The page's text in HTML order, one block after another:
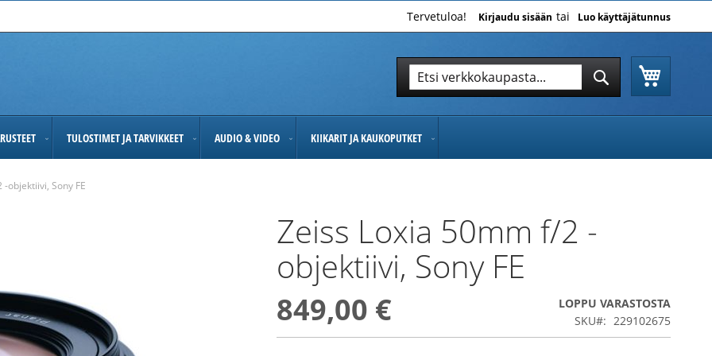
Tervetuloa! Kirjaudu sisään Luo käyttäjätunnus
Hae
TULOSTIMET JA TARVIKKEET AUDIO & VIDEO KIIKARIT JA KAUKOPUTKET
objektiivi, Sony FE
Zeiss Loxia 50mm f/2 -
objektiivi, Sony FE
849,00 €
LOPPU VARASTOSTA
SKU
229102675